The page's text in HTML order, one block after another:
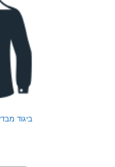
ביגוד מבדים חוסמי